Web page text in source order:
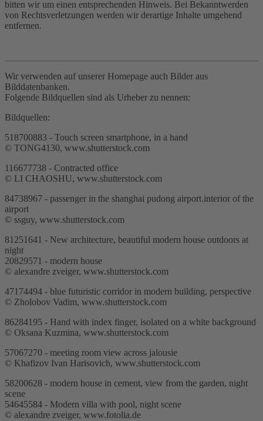
bitten wir um einen entsprechenden Hinweis. Bei Bekanntwerden
von Rechtsverletzungen werden wir derartige Inhalte umgehend
entfernen.
Wir verwenden auf unserer Homepage auch Bilder aus
Bilddatenbanken.
Folgende Bildquellen sind als Urheber zu nennen:
Bildquellen:
518700883 - Touch screen smartphone, in a hand
© TONG4130, www.shutterstock.com
116677738 - Contracted office
© LI CHAOSHU, www.shutterstock.com
84738967 - passenger in the shanghai pudong airport.interior of the
airport
© ssguy, www.shutterstock.com
81251641 - New architecture, beautiful modern house outdoors at
night
20829571 - modern house
© alexandre zveiger, www.shutterstock.com
47174494 - blue futuristic corridor in modern building, perspective
© Zholobov Vadim, www.shutterstock.com
86284195 - Hand with index finger, isolated on a white background
© Oksana Kuzmina, www.shutterstock.com
57067270 - meeting room view across jalousie
© Khafizov Ivan Harisovich, www.shutterstock.com
58200628 - modern house in cement, view from the garden, night
scene
54645584 - Modern villa with pool, night scene
© alexandre zveiger, www.fotolia.de